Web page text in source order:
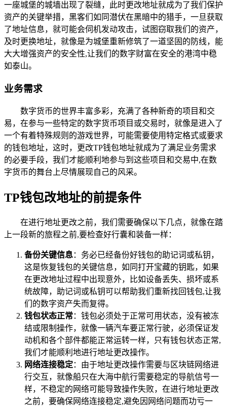
一座城堡的城墙出现了裂缝，此时更改地址就成为了我们保护
资产的关键举措，黑客们如同潜伏在黑暗中的猎手，一旦获取
了地址信息，就可能会伺机发动攻击，试图窃取我们的资产，
及时更换地址，就像是为城堡重新修筑了一道坚固的防线，能
大大增强资产的安全性,让我们的数字财富在安全的港湾中稳
如泰山。
业务需求
数字货币的世界丰富多彩，充满了各种新奇的项目和交
易，在参与一些特定的数字货币项目或交易时，就像是进入了
一个有着特殊规则的游戏世界，可能需要使用特定格式或要求
的钱包地址，这时，更改TP钱包地址就成为了满足业务需求
的必要手段，我们才能顺利地参与到这些项目和交易中,在数
字货币的舞台上尽情展现自己的风采。
TP钱包改地址的前提条件
在进行地址更改之前，我们需要确保以下几点，就像在踏
上一段新的旅程之前,要检查好行囊和装备一样：
备份关键信息：务必已经备份好钱包的助记词或私钥，
这是恢复钱包的关键信息，如同打开宝藏的钥匙，如果
在更改地址过程中出现意外，比如设备丢失、损坏或系
统故障，助记词或私钥可以帮助我们重新找回钱包,让我
们的数字资产失而复得。
钱包状态正常：钱包必须处于正常可用状态，没有被冻
结或限制操作，就像一辆汽车要正常行驶，必须保证发
动机和各个部件都能正常运转一样，只有钱包状态正常,
我们才能顺利地进行地址更改操作。
网络连接稳定：由于地址更改操作需要与区块链网络进
行交互，就像船只在大海中航行需要稳定的导航信号一
样，不稳定的网络可能导致操作失败，在进行地址更改
之前，要确保网络连接稳定,避免因网络问题而功亏一